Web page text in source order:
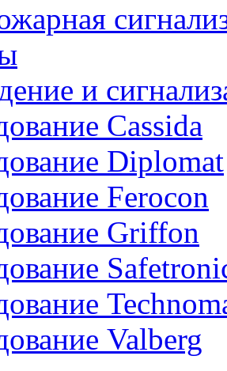
и
Cassida
Diplomat
Ferocon
Griffon
Valberg